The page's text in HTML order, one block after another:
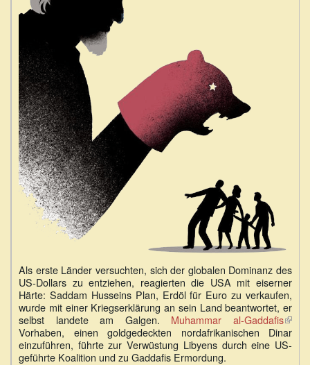
Als erste Länder versuchten, sich der globalen Dominanz des
US-Dollars zu entziehen, reagierten die USA mit eiserner
Härte: Saddam Husseins Plan, Erdöl für Euro zu verkaufen,
wurde mit einer Kriegserklärung an sein Land beantwortet, er
selbst landete am Galgen. Muhammar al-Gaddafis(Link
ist
Vorhaben, einen goldgedeckten nordafrikanischen Dinar
einzuführen, führte zur Verwüstung Libyens durch eine US-
geführte Koalition und zu Gaddafis Ermordung.